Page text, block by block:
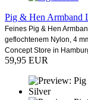
Pig & Hen Armband
Feines Pig & Hen
geflochtenem Nylon, 4
Concept Store in
59,95 EUR